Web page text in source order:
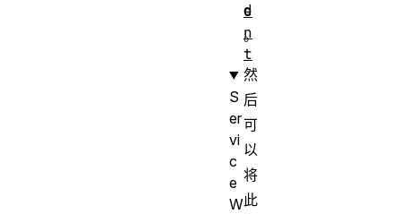
d
。
然
后
可
以
将
此
e
n
t
S
er
vi
c
e
W